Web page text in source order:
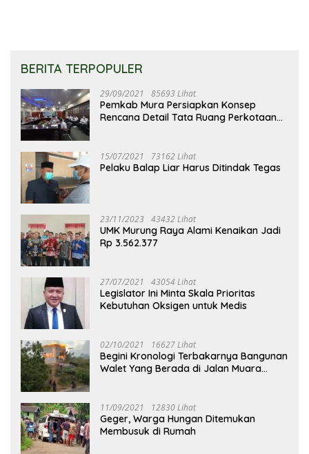
BERITA TERPOPULER
29/09/2021 85693 Lihat
Pemkab Mura Persiapkan Konsep
Rencana Detail Tata Ruang Perkotaan
15/07/2021 73162 Lihat
Pelaku Balap Liar Harus Ditindak Tegas
23/11/2023 43432 Lihat
UMK Murung Raya Alami Kenaikan Jadi
Rp 3.562.377
27/07/2021 43054 Lihat
Legislator Ini Minta Skala Prioritas
Kebutuhan Oksigen untuk Medis
02/10/2021 16627 Lihat
Begini Kronologi Terbakarnya Bangunan
Walet Yang Berada di Jalan Muara
11/09/2021 12830 Lihat
Geger, Warga Hungan Ditemukan
Membusuk di Rumah